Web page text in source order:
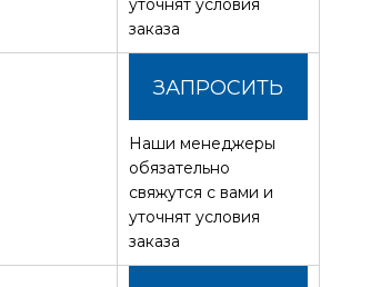
уточнят условия
заказа
ЗАПРОСИТЬ
СТОИМОСТЬ
Наши менеджеры
обязательно
свяжутся с вами и
уточнят условия
заказа